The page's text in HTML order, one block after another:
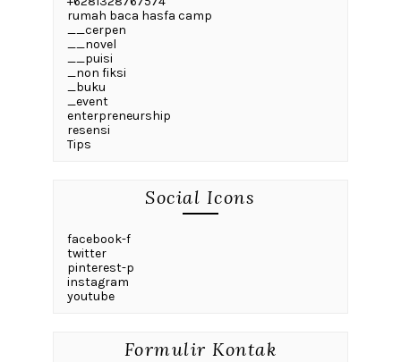
rumah baca hasfa camp
__cerpen
__novel
__puisi
_non fiksi
_buku
_event
enterpreneurship
resensi
Tips
Social Icons
facebook-f
twitter
pinterest-p
instagram
youtube
Formulir Kontak